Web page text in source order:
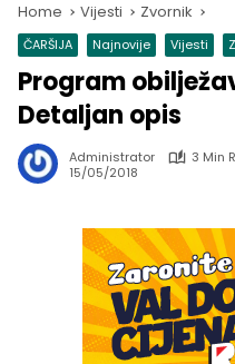
Home Vijesti Zvornik
ČARŠIJA Najnovije Vijesti
Program
Detaljan opis
Administrator
3 Min
15/05/2018